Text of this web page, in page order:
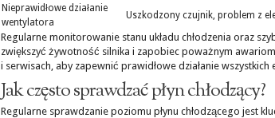
Nieprawidłowe działanie
wentylatora
Uszkodzony czujnik, problem z
Regularne monitorowanie stanu układu chłodzenia oraz
zwiększyć żywotność silnika i zapobiec poważnym
i serwisach, aby zapewnić prawidłowe działanie wszystkich
Jak często sprawdzać płyn chłodzący?
Regularne sprawdzanie poziomu płynu chłodzącego jest